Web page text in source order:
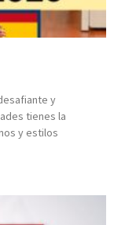
y
tienes la
y estilos